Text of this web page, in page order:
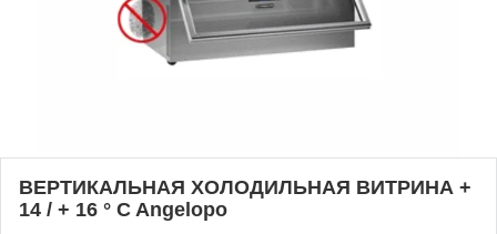
ВЕРТИКАЛЬНАЯ ХОЛОДИЛЬНАЯ ВИТРИНА +
14 / + 16 ° C Angelopo